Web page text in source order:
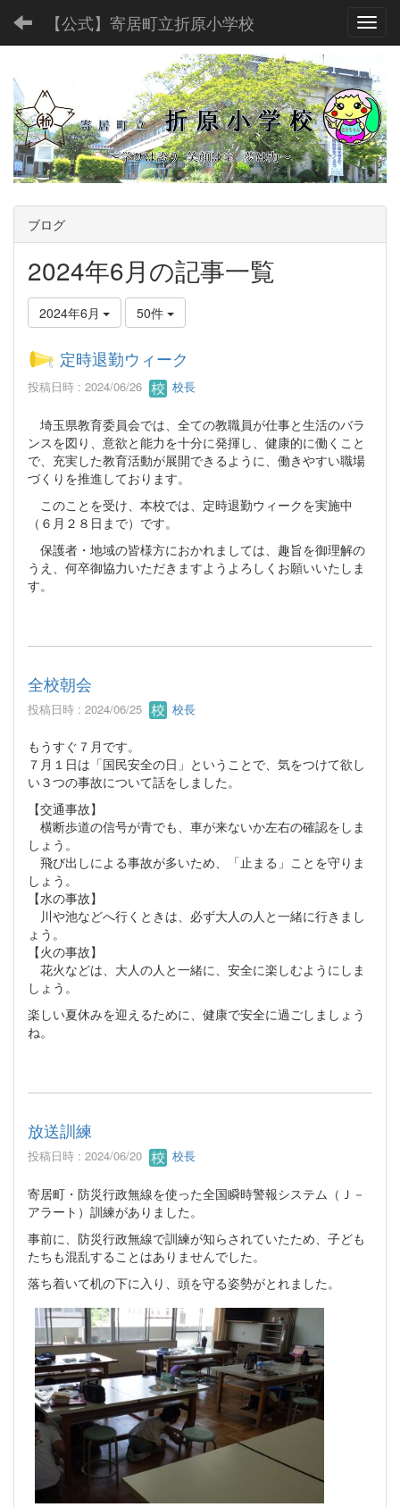
【公式】寄居町立折原小学校
ブログ
2024年6月の記事一覧
2024年6月 50件
定時退勤ウィーク
投稿日時 : 2024/06/26 校長
埼玉県教育委員会では、全ての教職員が仕事と生活のバラ
ンスを図り、意欲と能力を十分に発揮し、健康的に働くこと
で、充実した教育活動が展開できるように、働きやすい職場
づくりを推進しております。
このことを受け、本校では、定時退勤ウィークを実施中
（６月２８日まで）です。
保護者・地域の皆様方におかれましては、趣旨を御理解の
うえ、何卒御協力いただきますようよろしくお願いいたしま
す。
全校朝会
投稿日時 : 2024/06/25 校長
もうすぐ７月です。
７月１日は「国民安全の日」ということで、気をつけて欲し
い３つの事故について話をしました。
【交通事故】
横断歩道の信号が青でも、車が来ないか左右の確認をしま
しょう。
飛び出しによる事故が多いため、「止まる」ことを守りま
しょう。
【水の事故】
川や池などへ行くときは、必ず大人の人と一緒に行きまし
ょう。
【火の事故】
花火などは、大人の人と一緒に、安全に楽しむようにしま
しょう。
楽しい夏休みを迎えるために、健康で安全に過ごしましょう
ね。
放送訓練
投稿日時 : 2024/06/20 校長
寄居町・防災行政無線を使った全国瞬時警報システム（Ｊ－
アラート）訓練がありました。
事前に、防災行政無線で訓練が知らされていたため、子ども
たちも混乱することはありませんでした。
落ち着いて机の下に入り、頭を守る姿勢がとれました。